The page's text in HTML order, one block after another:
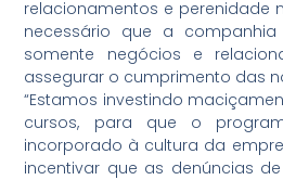
relacionamentos e perenidade
necessário que a companhia
somente negócios e
assegurar o cumprimento das
“Estamos investindo
cursos, para que o
incorporado à cultura da
incentivar que as denúncias